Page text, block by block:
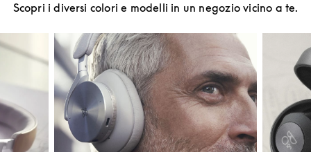
Scopri i diversi colori e modelli in un negozio vicino a te.